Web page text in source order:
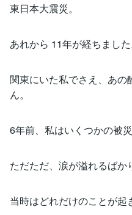
東日本大震災。
あれから 11年が経ちました
関東にいた私でさえ、あ
ん。
6年前、私はいくつかの被
ただただ、涙が溢れるばか
当時はどれだけのことが起